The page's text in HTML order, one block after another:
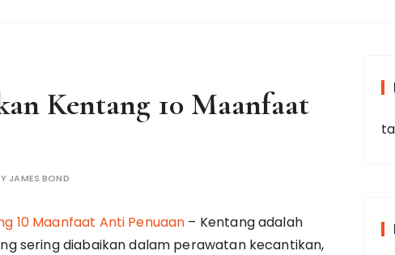
Kentang 10 Maanfaat
JAMES BOND
10 Maanfaat Anti Penuaan – Kentang adalah
sering diabaikan dalam perawatan kecantikan,